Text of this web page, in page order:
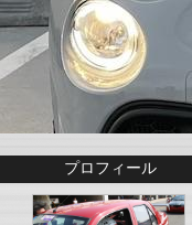
プロフィール